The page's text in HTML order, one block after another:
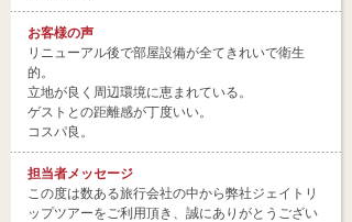
お客様の声
リニューアル後で部屋設備が全てきれいで衛生
的。
立地が良く周辺環境に恵まれている。
ゲストとの距離感が丁度いい。
コスパ良。
担当者メッセージ
この度は数ある旅行会社の中から弊社ジェイトリ
ップツアーをご利用頂き、誠にありがとうござい